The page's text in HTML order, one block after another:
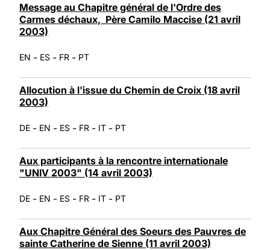
Message au Chapitre général de l'Ordre des
Carmes déchaux, Père Camilo Maccise (21 avril
2003)
EN - ES - FR - PT
Allocution à l'issue du Chemin de Croix (18 avril
2003)
DE - EN - ES - FR - IT - PT
Aux participants à la rencontre internationale
"UNIV 2003" (14 avril 2003)
DE - EN - ES - FR - IT - PT
Aux Chapitre Général des Soeurs des Pauvres de
sainte Catherine de Sienne (11 avril 2003)